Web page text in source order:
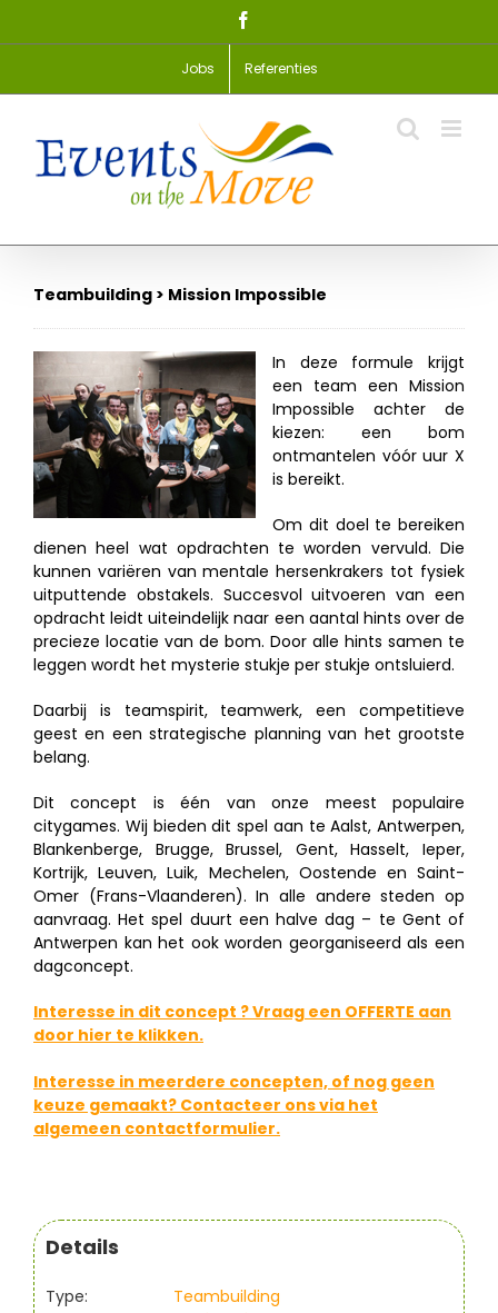
Jobs Referenties
Teambuilding > Mission Impossible
In deze formule krijgt
een team een Mission
Impossible achter de
kiezen: een bom
ontmantelen vóór uur X
is bereikt.
Om dit doel te bereiken
dienen heel wat opdrachten te worden vervuld. Die
kunnen variëren van mentale hersenkrakers tot fysiek
uitputtende obstakels. Succesvol uitvoeren van een
opdracht leidt uiteindelijk naar een aantal hints over de
precieze locatie van de bom. Door alle hints samen te
leggen wordt het mysterie stukje per stukje ontsluierd.
Daarbij is teamspirit, teamwerk, een competitieve
geest en een strategische planning van het grootste
belang.
Dit concept is één van onze meest populaire
citygames. Wij bieden dit spel aan te Aalst, Antwerpen,
Blankenberge, Brugge, Brussel, Gent, Hasselt, Ieper,
Kortrijk, Leuven, Luik, Mechelen, Oostende en Saint-
Omer (Frans-Vlaanderen). In alle andere steden op
aanvraag. Het spel duurt een halve dag – te Gent of
Antwerpen kan het ook worden georganiseerd als een
dagconcept.
Interesse in dit concept ? Vraag een OFFERTE aan
door hier te klikken.
Interesse in meerdere concepten, of nog geen
keuze gemaakt? Contacteer ons via het
algemeen contactformulier.
Details
Type:
Teambuilding